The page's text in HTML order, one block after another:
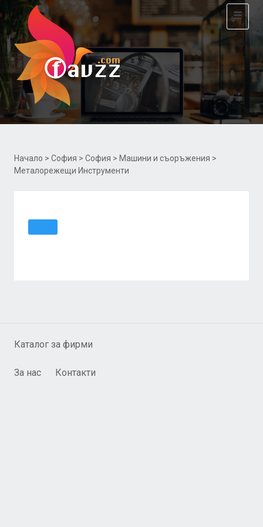
Toggle
Начало > София > София > Машини и съоръжения >
Металорежещи Инструменти
Каталог за фирми
За нас Контакти